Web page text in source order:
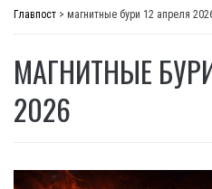
Главпост > магнитные бури 12 апреля
МАГНИТНЫЕ
2026